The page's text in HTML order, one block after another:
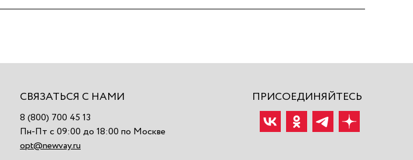
СВЯЗАТЬСЯ С НАМИ
8 (800) 700 45 13
Пн-Пт с 09:00 до 18:00 по Москве
opt@newvay.ru
ПРИСОЕДИНЯЙТЕСЬ